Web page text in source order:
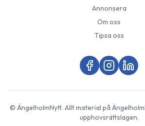
Annonsera
Om oss
Tipsa oss
© ÄngelholmNytt. Allt material på
upphovsrättslagen.